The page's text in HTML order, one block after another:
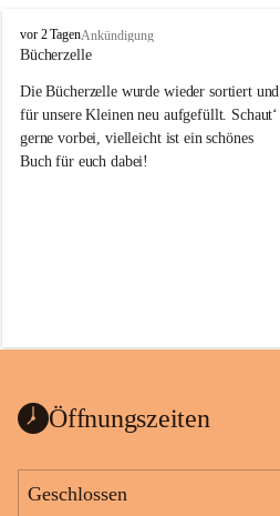
T
o
a
j
vor 2 TagenAnkündigung
Bücherzelle
Die Bücherzelle wurde wieder sortiert und
für unsere Kleinen neu aufgefüllt. Schaut‘
gerne vorbei, vielleicht ist ein schönes
Buch für euch dabei!
Wanduhr (!) benutzt und musste
Das Gemeindeamt freut sich sehr über die
Spende >lesenswerter< Bücher und
vorsortiert in die Bücherzelle eingeräumt
Öffnungszeiten
Geschlossen